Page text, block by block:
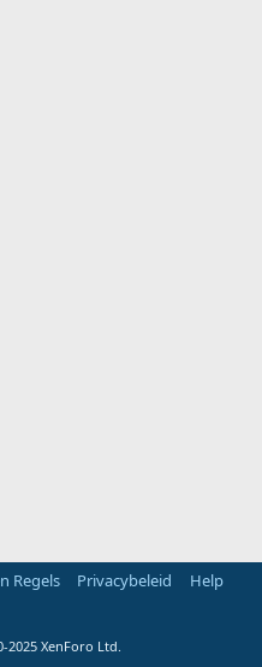
Regels Privacybeleid
Help
2025 XenForo Ltd.